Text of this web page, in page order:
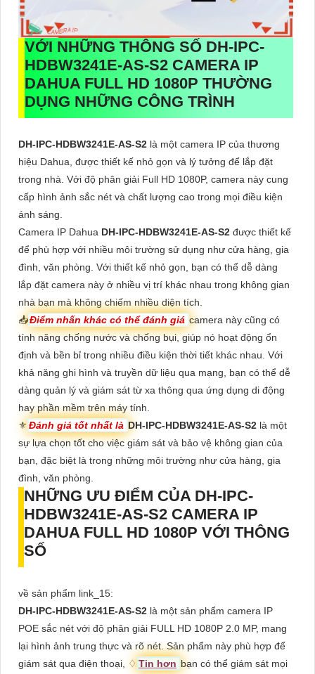
VỚI NHỮNG THÔNG SỐ DH-IPC-
HDBW3241E-AS-S2 CAMERA IP
DAHUA FULL HD 1080P THƯỜNG
DỤNG NHỮNG CÔNG TRÌNH
DH-IPC-HDBW3241E-AS-S2 là một camera IP của thương
hiệu Dahua, được thiết kế nhỏ gọn và lý tưởng để lắp đặt
trong nhà. Với độ phân giải Full HD 1080P, camera này cung
cấp hình ảnh sắc nét và chất lượng cao trong mọi điều kiện
ánh sáng.
Camera IP Dahua DH-IPC-HDBW3241E-AS-S2 được thiết kế
để phù hợp với nhiều môi trường sử dụng như cửa hàng, gia
đình, văn phòng. Với thiết kế nhỏ gọn, bạn có thể dễ dàng
lắp đặt camera này ở nhiều vị trí khác nhau trong không gian
nhà bạn mà không chiếm nhiều diện tích.
📥Điểm nhấn khác có thể đánh giá camera này cũng có
tính năng chống nước và chống bụi, giúp nó hoạt động ổn
định và bền bỉ trong nhiều điều kiện thời tiết khác nhau. Với
khả năng ghi hình và truyền dữ liệu qua mạng, bạn có thể dễ
dàng quản lý và giám sát từ xa thông qua ứng dụng di động
hay phần mềm trên máy tính.
⚜️ Đánh giá tốt nhất là DH-IPC-HDBW3241E-AS-S2 là một
sự lựa chọn tốt cho việc giám sát và bảo vệ không gian của
bạn, đặc biệt là trong những môi trường như cửa hàng, gia
đình, văn phòng.
NHỮNG ƯU ĐIỂM CỦA DH-IPC-
HDBW3241E-AS-S2 CAMERA IP
DAHUA FULL HD 1080P VỚI THÔNG
SỐ
về sản phẩm link_15:
DH-IPC-HDBW3241E-AS-S2 là một sản phẩm camera IP
POE sắc nét với độ phân giải FULL HD 1080P 2.0 MP, mang
lại hình ảnh trung thực và rõ nét. Sản phẩm này phù hợp để
giám sát qua điện thoại, ♢ Tin hơn bạn có thể giám sát mọi